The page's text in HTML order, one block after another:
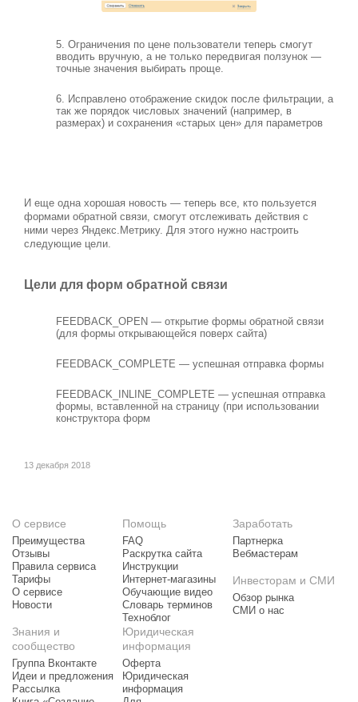
5. Ограничения по цене пользователи теперь смогут
вводить вручную, а не только передвигая ползунок —
точные значения выбирать проще.
6. Исправлено отображение скидок после фильтрации, а
так же порядок числовых значений (например, в
размерах) и сохранения «старых цен» для параметров
И еще одна хорошая новость — теперь все, кто пользуется
формами обратной связи, смогут отслеживать действия с
ними через Яндекс.Метрику. Для этого нужно настроить
следующие цели.
Цели для форм обратной связи
FEEDBACK_OPEN — открытие формы обратной связи
(для формы открывающейся поверх сайта)
FEEDBACK_COMPLETE — успешная отправка формы
FEEDBACK_INLINE_COMPLETE — успешная отправка
формы, вставленной на страницу (при использовании
конструктора форм
13 декабря 2018
О сервисе
Преимущества
Отзывы
Правила сервиса
Тарифы
О сервисе
Новости
Помощь
FAQ
Раскрутка сайта
Инструкции
Интернет-магазины
Обучающие видео
Словарь терминов
Техноблог
Заработать
Партнерка
Вебмастерам
Инвесторам и СМИ
Обзор рынка
СМИ о нас
Знания и
сообщество
Группа Вконтакте
Идеи и предложения
Рассылка
Юридическая
информация
Оферта
Юридическая
информация